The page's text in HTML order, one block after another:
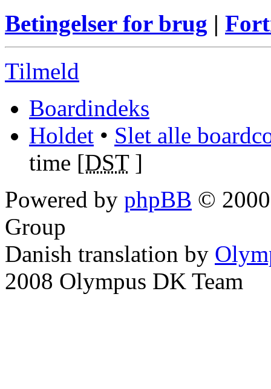
Betingelser for brug |
Tilmeld
Boardindeks
Holdet • Slet alle
time [DST]
Powered by phpBB ©
Group
Danish translation by
2008 Olympus DK Team